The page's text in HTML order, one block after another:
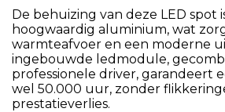
De behuizing van deze LED spot
hoogwaardig aluminium, wat
warmteafvoer en een moderne
ingebouwde ledmodule,
professionele driver, garandeert
wel 50.000 uur, zonder
prestatieverlies.